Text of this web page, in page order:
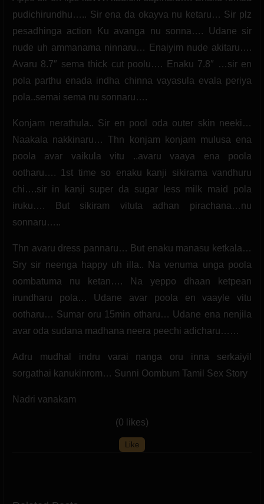
pudichirundhu….. Sir ena da okayva nu ketaru… Sir plz
pesadhinga action Ku avanga nu sonna…. Udane sir
nude uh ammanama ninnaru… Enaiyim nude akitaru….
Avaru 8.7″ sema thick cut poolu…. Enaku 7.8″ …sir en
pola parthu enada indha chinna vayasula evala periya
pola..semai sema nu sonnaru….
Konjam nerathula.. Sir en pool oda outer skin neeki…
Naakala nakkinaru… Thn konjam konjam mulusa ena
poola avar vaikula vitu ..avaru vaaya ena poola
ootharu…. 1st time so enaku kanji sikirama vandhuru
chi….sir in kanji super da sugar less milk maid pola
iruku…. But sikiram vituta adhan pirachana…nu
sonnaru…..
Thn avaru dress pannaru… But enaku manasu ketkala…
Sry sir neenga happy uh illa.. Na venuma unga poola
oombatuma nu ketan…. Na yeppo dhaan ketpean
irundharu pola… Udane avar poola en vaayle vitu
ootharu… Sumar oru 15min otharu… Udane ena nenjila
avar oda sudana madhana neera peechi adicharu……
Adru mudhal indru varai nanga oru inna serkaiyil
sorgathai kanukinrom… Sunni Oombum Tamil Sex Story
Nadri vanakam
(0 likes)
Like